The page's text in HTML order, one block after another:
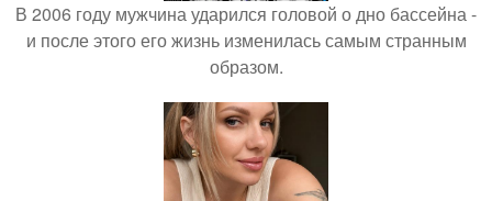
В 2006 году мужчина ударился головой о дно бассейна -
и после этого его жизнь изменилась самым странным
образом.